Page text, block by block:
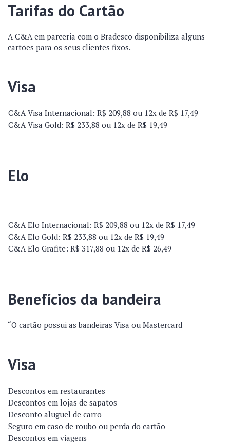
Tarifas do Cartão
A C&A em parceria com o Bradesco disponibiliza alguns
cartões para os seus clientes fixos.
Visa
C&A Visa Internacional: R$ 209,88 ou 12x de R$ 17,49
C&A Visa Gold: R$ 233,88 ou 12x de R$ 19,49
Elo
C&A Elo Internacional: R$ 209,88 ou 12x de R$ 17,49
C&A Elo Gold: R$ 233,88 ou 12x de R$ 19,49
C&A Elo Grafite: R$ 317,88 ou 12x de R$ 26,49
Benefícios da bandeira
“O cartão possui as bandeiras Visa ou Mastercard
Visa
Descontos em restaurantes
Descontos em lojas de sapatos
Desconto aluguel de carro
Seguro em caso de roubo ou perda do cartão
Descontos em viagens